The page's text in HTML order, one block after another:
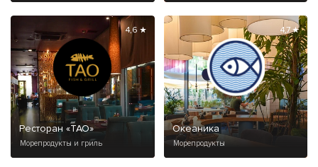
Ресторан «ТАО»
Морепродукты и гриль
4,6 ★
Океаника
Морепродукты
4,7 ★